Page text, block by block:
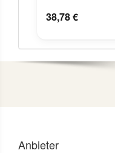
38,78 €
Anbieter